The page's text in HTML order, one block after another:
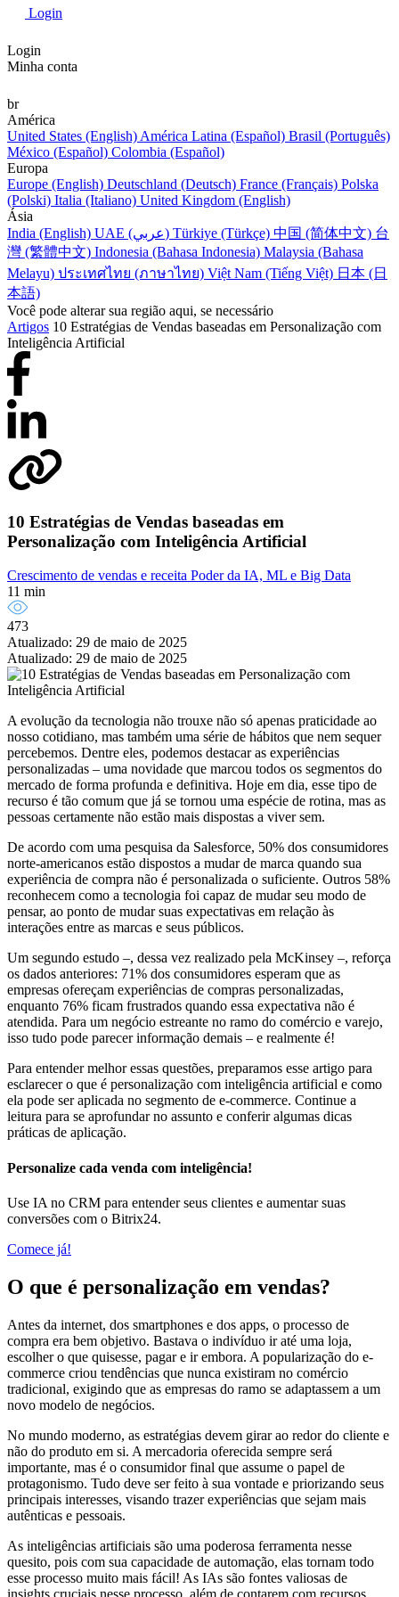
Login
Login
Minha conta
br
América
United States (English) América Latina (Español) Brasil (Português)
México (Español) Colombia (Español)
Europa
Europe (English) Deutschland (Deutsch) France (Français) Polska
(Polski) Italia (Italiano) United Kingdom (English)
Ásia
India (English)
UAE (عربي) Türkiye (Türkçe) 中国 (简体中文) 台
灣 (繁體中文) Indonesia (Bahasa Indonesia) Malaysia (Bahasa
Melayu) ประเทศไทย (ภาษาไทย) Việt Nam (Tiếng Việt) 日本 (日
本語)
Você pode alterar sua região aqui, se necessário
Artigos 10 Estratégias de Vendas baseadas em Personalização com
Inteligência Artificial
10 Estratégias de Vendas baseadas em
Personalização com Inteligência Artificial
Crescimento de vendas e receita Poder da IA, ML e Big Data
11 min
473
Atualizado: 29 de maio de 2025
Atualizado: 29 de maio de 2025
A evolução da tecnologia não trouxe não só apenas praticidade ao
nosso cotidiano, mas também uma série de hábitos que nem sequer
percebemos. Dentre eles, podemos destacar as experiências
personalizadas – uma novidade que marcou todos os segmentos do
mercado de forma profunda e definitiva. Hoje em dia, esse tipo de
recurso é tão comum que já se tornou uma espécie de rotina, mas as
pessoas certamente não estão mais dispostas a viver sem.
De acordo com uma pesquisa da Salesforce, 50% dos consumidores
norte-americanos estão dispostos a mudar de marca quando sua
experiência de compra não é personalizada o suficiente. Outros 58%
reconhecem como a tecnologia foi capaz de mudar seu modo de
pensar, ao ponto de mudar suas expectativas em relação às
interações entre as marcas e seus públicos.
Um segundo estudo –, dessa vez realizado pela McKinsey –, reforça
os dados anteriores: 71% dos consumidores esperam que as
empresas ofereçam experiências de compras personalizadas,
enquanto 76% ficam frustrados quando essa expectativa não é
atendida. Para um negócio estreante no ramo do comércio e varejo,
isso tudo pode parecer informação demais – e realmente é!
Para entender melhor essas questões, preparamos esse artigo para
esclarecer o que é personalização com inteligência artificial e como
ela pode ser aplicada no segmento de e-commerce. Continue a
leitura para se aprofundar no assunto e conferir algumas dicas
práticas de aplicação.
Personalize cada venda com inteligência!
Use IA no CRM para entender seus clientes e aumentar suas
conversões com o Bitrix24.
Comece já!
O que é personalização em vendas?
Antes da internet, dos smartphones e dos apps, o processo de
compra era bem objetivo. Bastava o indivíduo ir até uma loja,
escolher o que quisesse, pagar e ir embora. A popularização do e-
commerce criou tendências que nunca existiram no comércio
tradicional, exigindo que as empresas do ramo se adaptassem a um
novo modelo de negócios.
No mundo moderno, as estratégias devem girar ao redor do cliente e
não do produto em si. A mercadoria oferecida sempre será
importante, mas é o consumidor final que assume o papel de
protagonismo. Tudo deve ser feito à sua vontade e priorizando seus
principais interesses, visando trazer experiências que sejam mais
autênticas e pessoais.
As inteligências artificiais são uma poderosa ferramenta nesse
quesito, pois com sua capacidade de automação, elas tornam todo
esse processo muito mais fácil! As IAs são fontes valiosas de
insights cruciais nesse processo, além de contarem com recursos